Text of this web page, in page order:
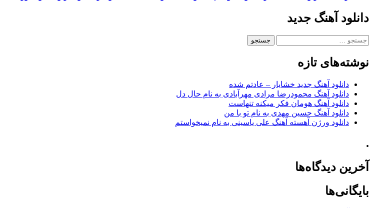
دانلود آهنگ جدید
جستجو
نوشته‌های تازه
دانلود آهنگ جدید خشایار – عادتم شده
دانلود آهنگ محمودرضا مرادی مهرآبادی به نام حال دل
دانلود آهنگ هومان فکر میکنه تنهاست
دانلود آهنگ حسین مهدی به نام تو با من
دانلود ورژن آهسته آهنگ علی یاسینی به نام نمیخواستم
.
آخرین دیدگاه‌ها
بایگانی‌ها